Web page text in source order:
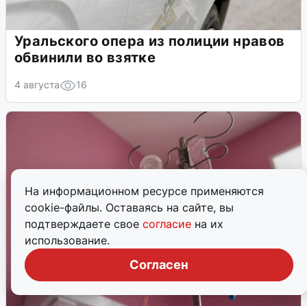
На информационном ресурсе применяются
cookie-файлы. Оставаясь на сайте, вы
подтверждаете свое согласие на их
использование.
Согласен
Уральского опера из полиции нравов
обвинили во взятке
4 августа 16